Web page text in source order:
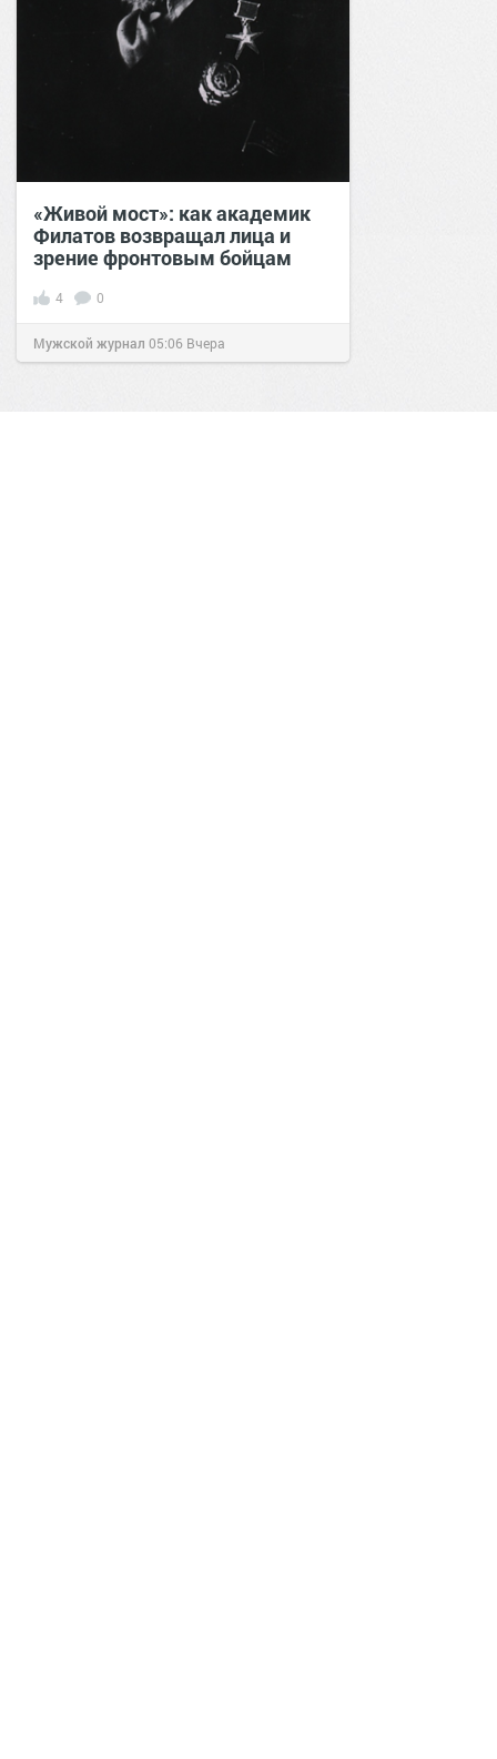
«Живой мост»: как академик
Филатов возвращал лица и
зрение фронтовым бойцам
4 0
Мужской журнал 05:06 Вчера